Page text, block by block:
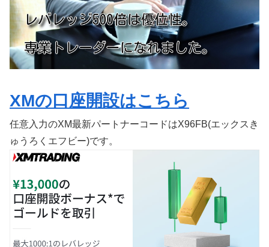
XMの口座開設はこちら
任意入力のXM最新パートナーコードはX96FB(エックスき
ゅうろくエフビー)です。